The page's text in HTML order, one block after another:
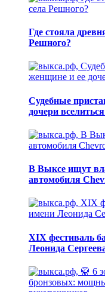
Где стояла
Решного?
Судебные
дочери
В Выксе ищут
автомобиля
XIX фестиваль
Леонида